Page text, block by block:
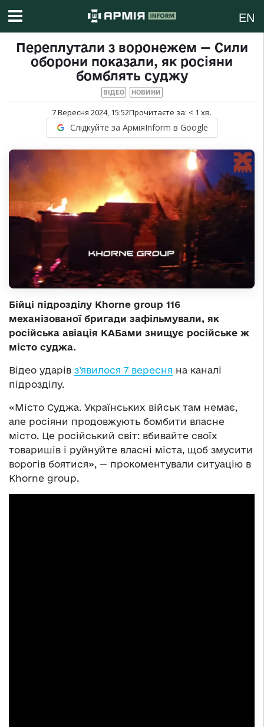
EN
Переплутали з воронежем — Сили
оборони показали, як росіяни
бомблять суджу
ВІДЕО НОВИНИ
7 Вересня 2024, 15:52Прочитаєте за: < 1 хв.
Слідкуйте за АрміяInform в Google
Бійці підрозділу Khorne group 116
механізованої бригади зафільмували, як
російська авіація КАБами знищує російське ж
місто суджа.
Відео ударів з’явилося 7 вересня на каналі
підрозділу.
«Місто Суджа. Українських військ там немає,
але росіяни продовжують бомбити власне
місто. Це російський світ: вбивайте своїх
товаришів і руйнуйте власні міста, щоб змусити
ворогів боятися», — прокоментували ситуацію в
Khorne group.